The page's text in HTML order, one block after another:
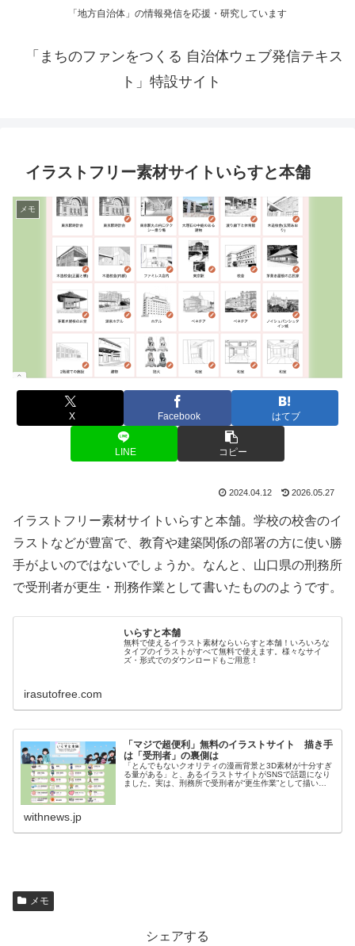
「地方自治体」の情報発信を応援・研究しています
「まちのファンをつくる 自治体ウェブ発信テキス
ト」特設サイト
イラストフリー素材サイトいらすと本舗
メモ
X Facebook はてブ
LINE コピー
2024.04.12 2026.05.27
イラストフリー素材サイトいらすと本舗。学校の校舎のイ
ラストなどが豊富で、教育や建築関係の部署の方に使い勝
手がよいのではないでしょうか。なんと、山口県の刑務所
で受刑者が更生・刑務作業として書いたもののようです。
いらすと本舗
無料で使えるイラスト素材ならいらすと本舗！いろいろな
タイプのイラストがすべて無料で使えます。様々なサイ
ズ・形式でのダウンロードもご用意！
irasutofree.com
「マジで超便利」無料のイラストサイト 描き手
は「受刑者」の裏側は
「とんでもないクオリティの漫画背景と3D素材が十分すぎ
る量がある」と、あるイラストサイトがSNSで話題になり
ました。実は、刑務所で受刑者が“更生作業”として描いた
withnews.jp
メモ
シェアする